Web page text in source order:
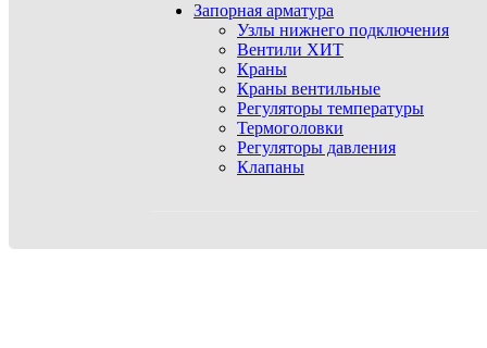
Запорная арматура
Узлы нижнего подключения
Вентили ХИТ
Краны
Краны вентильные
Регуляторы температуры
Термоголовки
Регуляторы давления
Клапаны